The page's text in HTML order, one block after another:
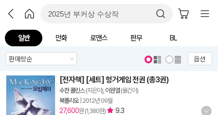
일반 만화 로맨스 판무 BL
옵션
[전자책] [세트] 헝거게임 전권 (총3권)
수잔 콜린스(지은이), 이원열(옮긴이)
북폴리오| 2012년 09월
27,600원 (1,380원) 9.3